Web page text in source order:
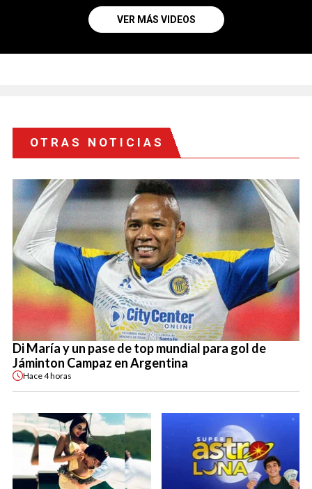
VER MÁS VIDEOS
OTRAS NOTICIAS
Di María y un pase de top mundial para gol de
Jáminton Campaz en Argentina
Hace4 horas